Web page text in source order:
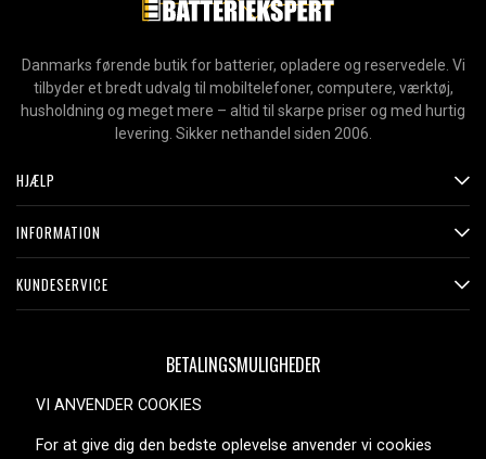
Danmarks førende butik for batterier, opladere og reservedele. Vi
tilbyder et bredt udvalg til mobiltelefoner, computere, værktøj,
husholdning og meget mere – altid til skarpe priser og med hurtig
levering. Sikker nethandel siden 2006.
HJÆLP
INFORMATION
KUNDESERVICE
BETALINGSMULIGHEDER
VI ANVENDER COOKIES
For at give dig den bedste oplevelse anvender vi cookies